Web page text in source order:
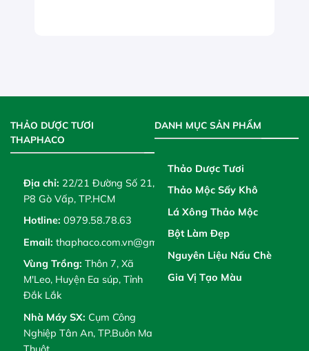
THẢO DƯỢC TƯƠI
THAPHACO
Địa chỉ: 22/21 Đường Số 21,
P8 Gò Vấp, TP.HCM
Hotline: 0979.58.78.63
Email: thaphaco.com.vn@gmail.com
Vùng Trồng: Thôn 7, Xã
M'Leo, Huyện Ea súp, Tỉnh
Đắk Lắk
Nhà Máy SX: Cụm Công
Nghiệp Tân An, TP.Buôn Ma
DANH MỤC SẢN PHẨM
Thảo Dược Tươi
Thảo Mộc Sấy Khô
Lá Xông Thảo Mộc
Bột Làm Đẹp
Nguyên Liệu Nấu Chè
Gia Vị Tạo Màu